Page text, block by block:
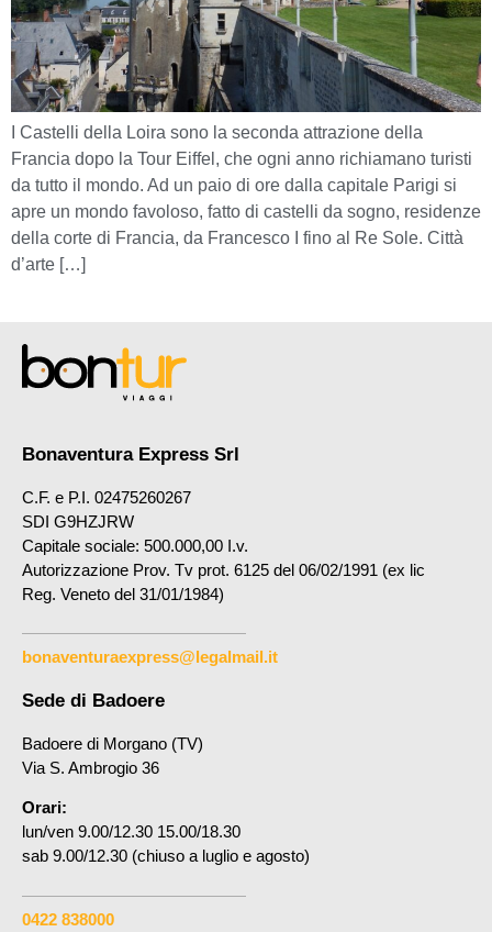
I Castelli della Loira sono la seconda attrazione della
Francia dopo la Tour Eiffel, che ogni anno richiamano turisti
da tutto il mondo. Ad un paio di ore dalla capitale Parigi si
apre un mondo favoloso, fatto di castelli da sogno, residenze
della corte di Francia, da Francesco I fino al Re Sole. Città
d’arte […]
Bonaventura Express Srl
C.F. e P.I. 02475260267
SDI G9HZJRW
Capitale sociale: 500.000,00 I.v.
Autorizzazione Prov. Tv prot. 6125 del 06/02/1991 (ex lic
Reg. Veneto del 31/01/1984)
bonaventuraexpress@legalmail.it
Sede di Badoere
Badoere di Morgano (TV)
Via S. Ambrogio 36
Orari:
lun/ven 9.00/12.30 15.00/18.30
sab 9.00/12.30 (chiuso a luglio e agosto)
0422 838000